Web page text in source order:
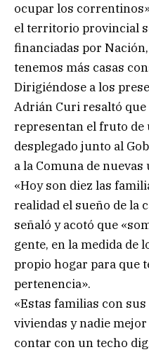
ocupar los
el territorio provincial
financiadas por
tenemos más casas
Dirigiéndose a los
Adrián Curi resaltó que
representan el fruto de
desplegado junto al
a la Comuna de
«Hoy son diez las
realidad el sueño de la
señaló y acotó que
gente, en la medida de
propio hogar para que
pertenencia».
«Estas familias con
viviendas y nadie
contar con un techo